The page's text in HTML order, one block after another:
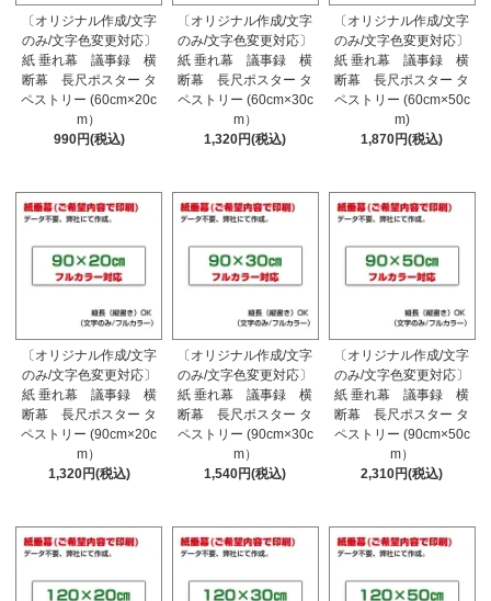
〔オリジナル作成/文字
のみ/文字色変更対応〕
紙 垂れ幕 議事録 横
断幕 長尺ポスター タ
ペストリー (60cm×20c
m）
990円(税込)
〔オリジナル作成/文字
のみ/文字色変更対応〕
紙 垂れ幕 議事録 横
断幕 長尺ポスター タ
ペストリー (60cm×30c
m）
1,320円(税込)
〔オリジナル作成/文字
のみ/文字色変更対応〕
紙 垂れ幕 議事録 横
断幕 長尺ポスター タ
ペストリー (60cm×50c
m)
1,870円(税込)
〔オリジナル作成/文字
のみ/文字色変更対応〕
紙 垂れ幕 議事録 横
断幕 長尺ポスター タ
ペストリー (90cm×20c
m）
1,320円(税込)
〔オリジナル作成/文字
のみ/文字色変更対応〕
紙 垂れ幕 議事録 横
断幕 長尺ポスター タ
ペストリー (90cm×30c
m）
1,540円(税込)
〔オリジナル作成/文字
のみ/文字色変更対応〕
紙 垂れ幕 議事録 横
断幕 長尺ポスター タ
ペストリー (90cm×50c
m）
2,310円(税込)